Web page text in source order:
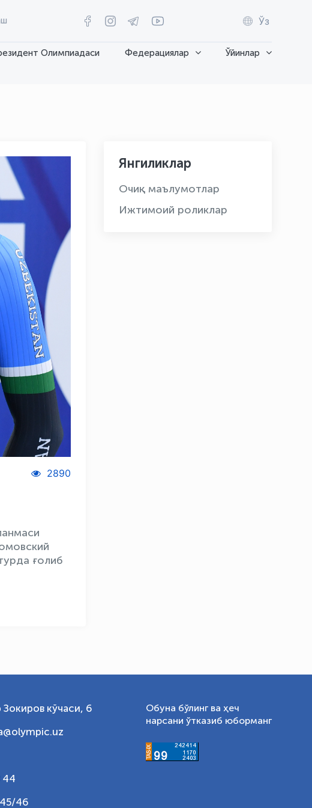
Ўз
Олимпиадаси Федерациялар
Ўйинлар
2890
ғолиб
Янгиликлар
Очиқ маълумотлар
Ижтимоий роликлар
кўчаси, 6
44
46
Обуна бўлинг ва ҳеч
нарсани ўтказиб юборманг